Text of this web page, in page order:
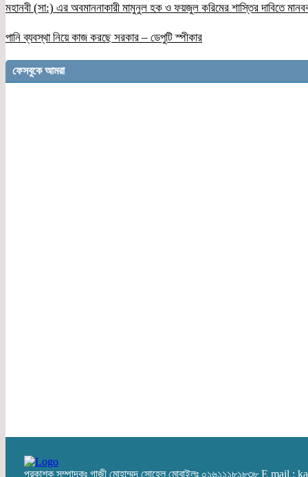
মহানবী (সা:) এর অবমাননাকারী মামুনুল হক ও ফয়জুল করিমের শাস্তির দাবিতে
পানি ব্যবস্থা নিয়ে কাজ করছে সরকার – ডেপুটি স্পীকার
ফেসবুকে আমরা
প্রকাশক সম্পাদকঃ গাজী মোহাম্মদ সোহেল মোবাইলঃ ০১৬১১১৮১৮৩৮ E mail